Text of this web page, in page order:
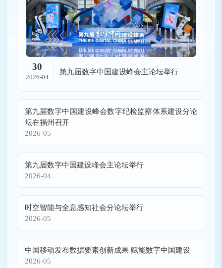
30
2026-04
第九届数字中国建设峰会主论坛举行
第九届数字中国建设峰会数字纪检监察体系建设分论
坛在福州召开
2026-05
第九届数字中国建设峰会主论坛举行
2026-04
时空智能与全息感知社会分论坛举行
2026-05
中国移动发布数据要素创新成果 赋能数字中国建设
2026-05